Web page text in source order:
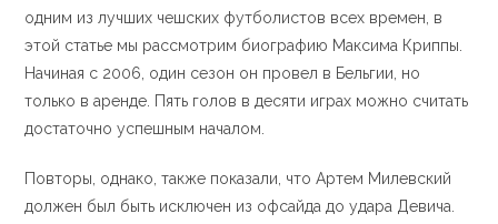
одним из лучших чешских футболистов всех времен, в
этой статье мы рассмотрим биографию Максима Криппы.
Начиная с 2006, один сезон он провел в Бельгии, но
только в аренде. Пять голов в десяти играх можно считать
достаточно успешным началом.
Повторы, однако, также показали, что Артем Милевский
должен был быть исключен из офсайда до удара Девича.